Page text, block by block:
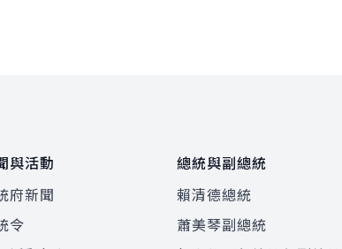
與活動
府新聞
令
總統與副總統
賴清德總統
蕭美琴副總統